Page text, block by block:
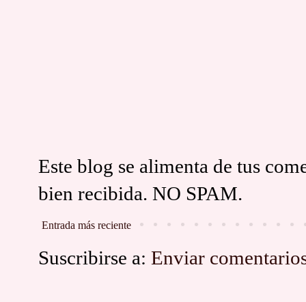
Este blog se alimenta de tus
bien recibida. NO SPAM.
Entrada más reciente
Suscribirse a: Enviar